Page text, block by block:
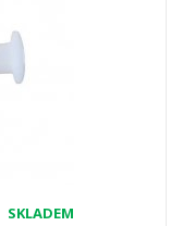
SKLADEM